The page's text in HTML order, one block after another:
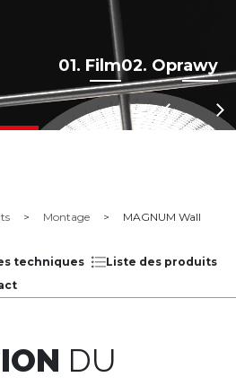
01. Film02. Oprawy
Montage MAGNUM Wall
techniques
Liste des produits
DU